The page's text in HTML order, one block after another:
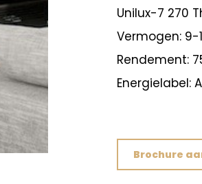
Unilux-7 270
Vermogen: 9-
Rendement:
Energielabel: A
Brochure